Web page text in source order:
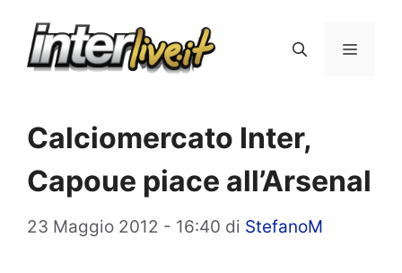
Menu
Calciomercato Inter,
Capoue piace all’Arsenal
23 Maggio 2012 - 16:40 di StefanoM